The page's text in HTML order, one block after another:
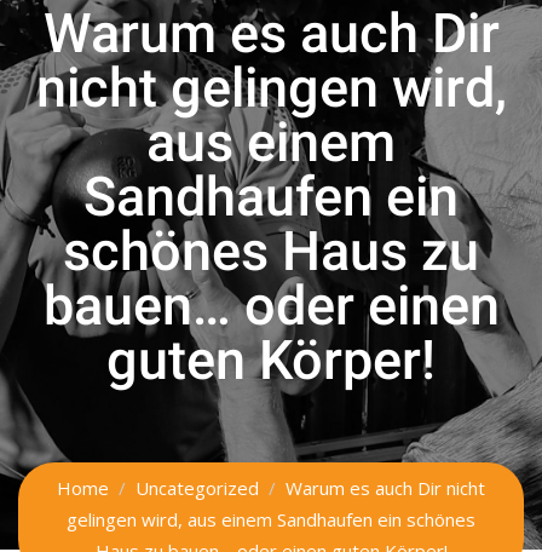
Warum es auch Dir
nicht gelingen wird,
aus einem
Sandhaufen ein
schönes Haus zu
bauen… oder einen
guten Körper!
Home Uncategorized
Warum es auch Dir nicht
gelingen wird, aus einem Sandhaufen ein schönes